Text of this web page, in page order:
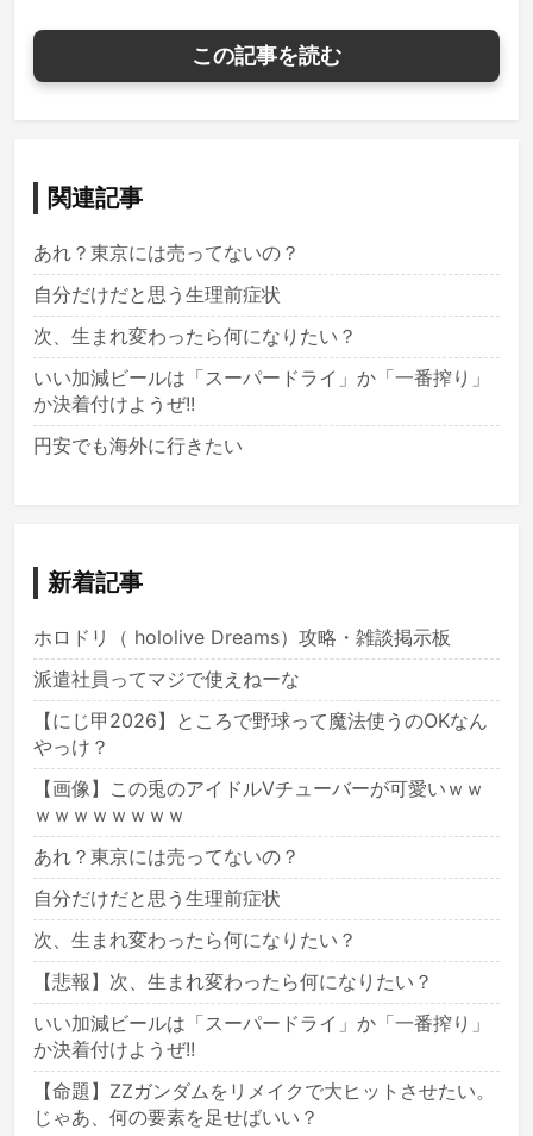
この記事を読む
関連記事
あれ？東京には売ってないの？
自分だけだと思う生理前症状
次、生まれ変わったら何になりたい？
いい加減ビールは「スーパードライ」か「一番搾り」
か決着付けようぜ!!
円安でも海外に行きたい
新着記事
ホロドリ（ hololive Dreams）攻略・雑談掲示板
派遣社員ってマジで使えねーな
【にじ甲2026】ところで野球って魔法使うのOKなん
やっけ？
【画像】この兎のアイドルVチューバーが可愛いｗｗ
ｗｗｗｗｗｗｗｗ
あれ？東京には売ってないの？
自分だけだと思う生理前症状
次、生まれ変わったら何になりたい？
【悲報】次、生まれ変わったら何になりたい？
いい加減ビールは「スーパードライ」か「一番搾り」
か決着付けようぜ!!
【命題】ZZガンダムをリメイクで大ヒットさせたい。
じゃあ、何の要素を足せばいい？